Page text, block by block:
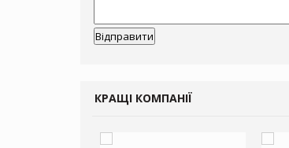
КРАЩІ КОМПАНІЇ